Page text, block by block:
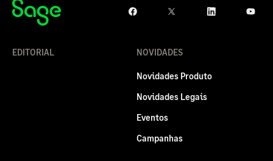
EDITORIAL NOVIDADES
Novidades Produto
Novidades Legais
Eventos
Campanhas